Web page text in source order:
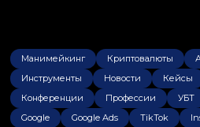
Манимейкинг Криптовалюты
Инструменты
Новости Кейсы
Конференции
Профессии УБТ
Google
Google Ads TikTok